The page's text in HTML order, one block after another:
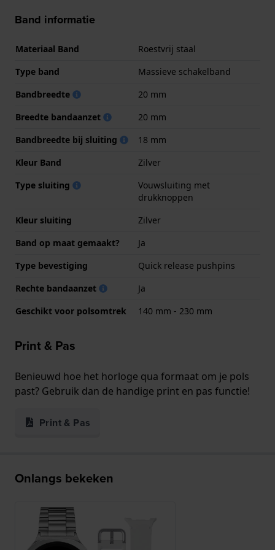
Band informatie
Materiaal Band
Roestvrij staal
Type band
Massieve schakelband
Bandbreedte
20 mm
Breedte bandaanzet
20 mm
Bandbreedte bij sluiting
18 mm
Kleur Band
Zilver
Type sluiting
Vouwsluiting met
drukknoppen
Kleur sluiting
Zilver
Band op maat gemaakt?
Ja
Type bevestiging
Quick release pushpins
Rechte bandaanzet
Ja
Geschikt voor polsomtrek
140 mm - 230 mm
Print & Pas
Benieuwd hoe het horloge qua formaat om je pols
past? Gebruik dan de handige print en pas functie!
Print & Pas
Onlangs bekeken